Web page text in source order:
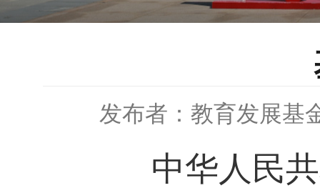
发布者：教育发展基
中华人民